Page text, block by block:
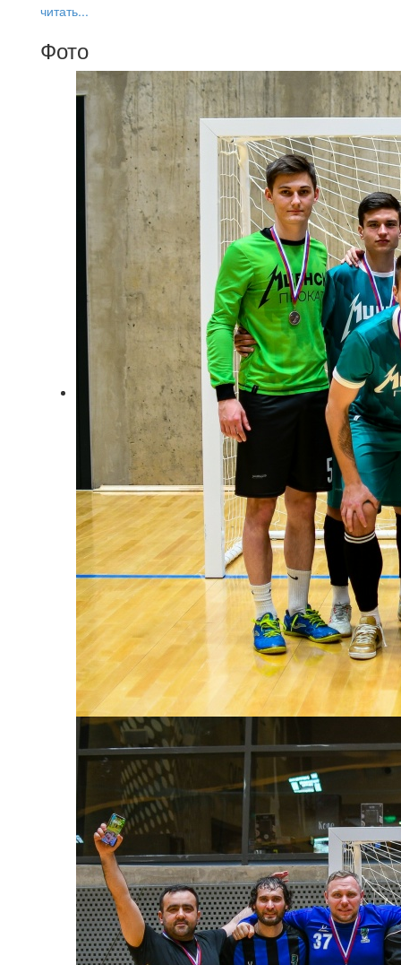
читать...
Фото